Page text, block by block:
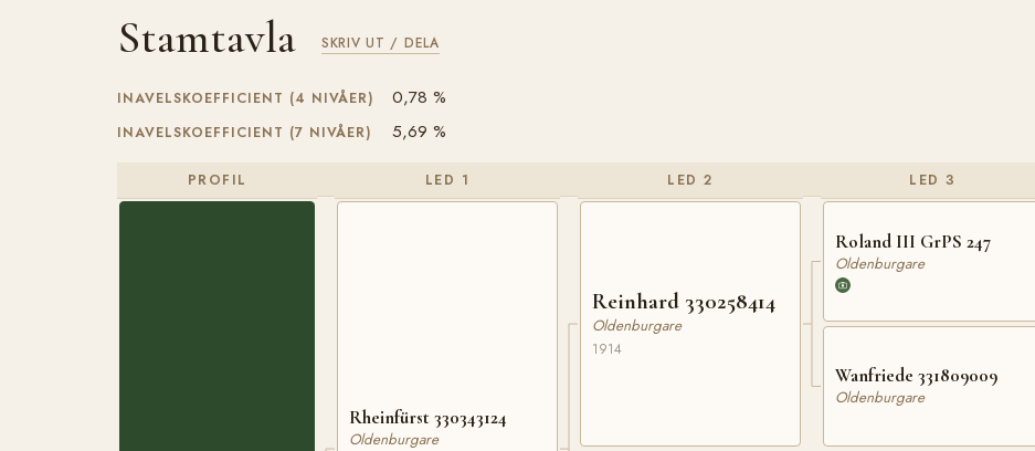
Stamtavla SKRIV UT / DELA
INAVELSKOEFFICIENT (4 NIVÅER) 0,78 %
INAVELSKOEFFICIENT (7 NIVÅER) 5,69 %
PROFIL LED 1
Rheinfürst 330343124
Oldenburgare
LED 2
Reinhard 330258414
Oldenburgare
1914
LED 3
Roland III GrPS 247
Oldenburgare
Wanfriede 331809009
Oldenburgare